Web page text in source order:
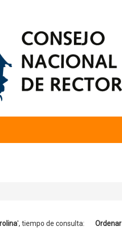
', tiempo de consulta:
Ordenar